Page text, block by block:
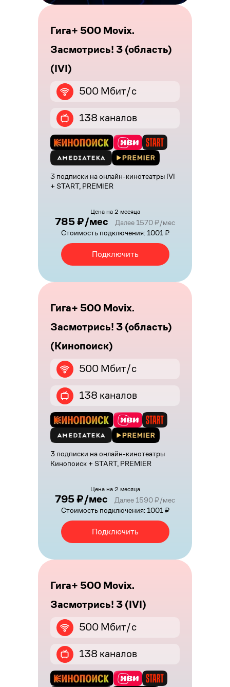
Гига+ 500 Movix.
Засмотрись! 3 (область)
(IVI)
500 Мбит/с
138 каналов
3 подписки на онлайн-кинотеатры IVI
+ START, PREMIER
Цена на 2 месяца
785 ₽/мес
Далее 1570 ₽/мес
Стоимость подключения: 1001 ₽
Подключить
Гига+ 500 Movix.
Засмотрись! 3 (область)
(Кинопоиск)
500 Мбит/с
138 каналов
3 подписки на онлайн-кинотеатры
Кинопоиск + START, PREMIER
Цена на 2 месяца
795 ₽/мес
Далее 1590 ₽/мес
Стоимость подключения: 1001 ₽
Подключить
Гига+ 500 Movix.
Засмотрись! 3 (IVI)
500 Мбит/с
138 каналов